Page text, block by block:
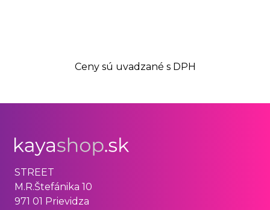
Ceny sú uvadzané s DPH
STREET
M.R.Štefánika 10
971 01 Prievidza